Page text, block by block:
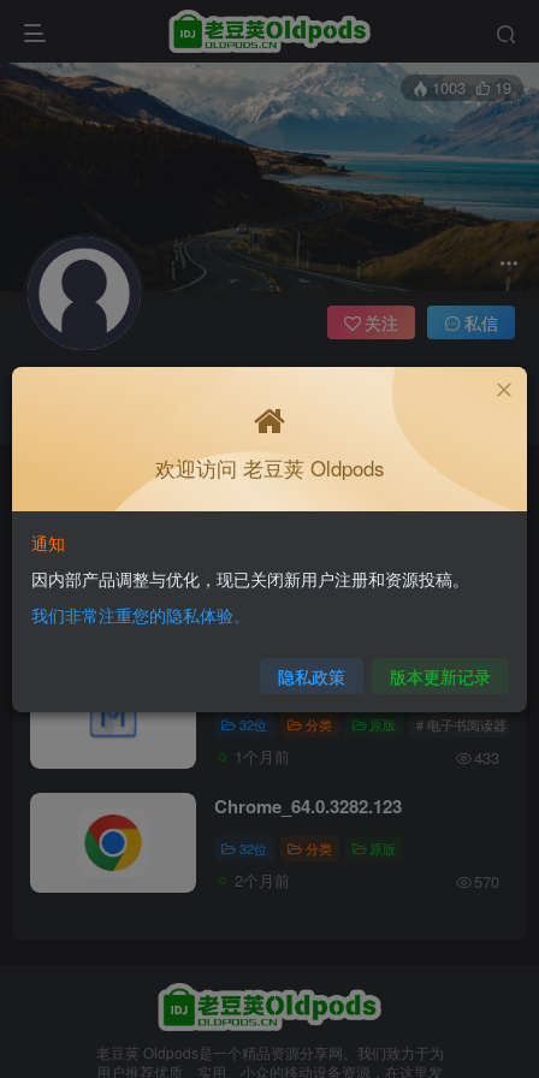
1003 19
这个家伙很懒，什么都没留下。
关注 私信
收藏备用站，保持联系不迷路！
收藏备用站，保持联系不迷路！
文章2 收藏 0 评论0 帖子0 粉丝0
发布 2
静读天下专业版v3.0.6
32位 分类 原版 # 电子书阅读器
1个月前 433
Chrome_64.0.3282.123
32位 分类 原版
2个月前 570
老豆荚 Oldpods是一个精品资源分享网。我们致力于为
用户推荐优质、实用、小众的移动设备资源，在这里发
欢迎访问 老豆荚 Oldpods
通知
因内部产品调整与优化，现已关闭新用户注册和资源投稿。
我们非常注重您的隐私体验。
隐私政策 版本更新记录